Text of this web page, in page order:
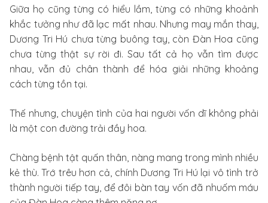
Giữa họ cũng từng có hiểu lầm, từng có những khoảnh
khắc tưởng như đã lạc mất nhau. Nhưng may mắn thay,
Dương Tri Hú chưa từng buông tay, còn Đàn Hoa cũng
chưa từng thật sự rời đi. Sau tất cả họ vẫn tìm được
nhau, vẫn đủ chân thành để hóa giải những khoảng
cách từng tồn tại.
Thế nhưng, chuyện tình của hai người vốn dĩ không phải
là một con đường trải đầy hoa.
Chàng bệnh tật quấn thân, nàng mang trong mình nhiều
kẻ thù. Trớ trêu hơn cả, chính Dương Tri Hú lại vô tình trở
thành người tiếp tay, để đôi bàn tay vốn đã nhuốm máu